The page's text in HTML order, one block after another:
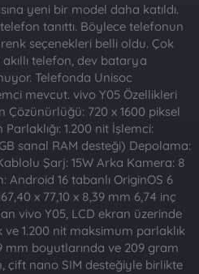
yeni bir model daha katıldı.
tanıttı. Böylece telefonun
seçenekleri belli oldu. Çok
telefon, dev batarya
Telefonda Unisoc
mevcut. vivo Y05 Özellikleri
Çözünürlüğü: 720 x 1600 piksel
1.200 nit İşlemci:
sanal RAM desteği) Depolama:
Şarj: 15W Arka Kamera: 8
Android 16 tabanlı OriginOS 6
x 77,10 x 8,39 mm 6,74 inç
vivo Y05, LCD ekran üzerinde
1.200 nit maksimum parlaklık
mm boyutlarında ve 209 gram
çift nano SIM desteğiyle birlikte